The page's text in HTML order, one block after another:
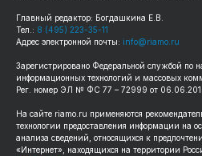
Главный редактор: Богдашкина Е.В.
Тел.: 8 (495) 223-35-11
Адрес электронной почты: info@riamo.ru
Зарегистрировано Федеральной службой по
информационных технологий и массовых
Рег. номер ЭЛ № ФС 77 – 72999 от
На сайте riamo.ru применяются
технологии предоставления информации на
анализа сведений, относящихся к
«Интернет», находящихся на территории